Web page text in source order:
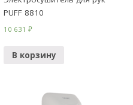
PUFF 8810
10 631₽
В корзину